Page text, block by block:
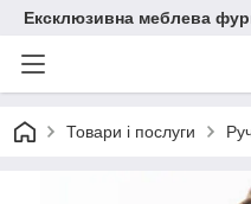
Ексклюзивна меблева
Товари і послуги